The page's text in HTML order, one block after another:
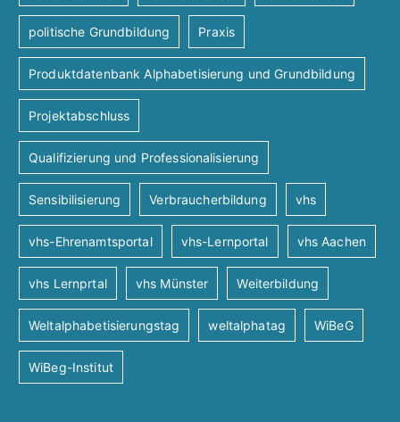
politische Grundbildung Praxis
Produktdatenbank Alphabetisierung und Grundbildung
Projektabschluss
Qualifizierung und Professionalisierung
Sensibilisierung Verbraucherbildung vhs
vhs-Ehrenamtsportal vhs-Lernportal vhs Aachen
vhs Lernprtal vhs Münster Weiterbildung
Weltalphabetisierungstag weltalphatag WiBeG
WiBeg-Institut